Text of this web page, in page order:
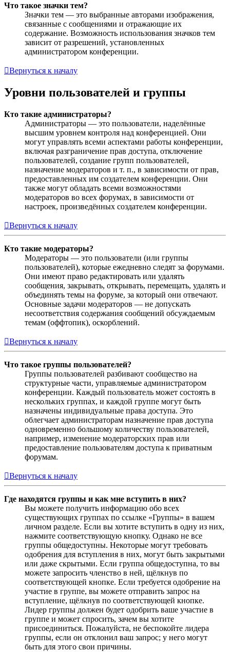
Что такое значки тем?
Значки тем — это выбранные авторами изображения,
связанные с сообщениями и отражающие их
содержание. Возможность использования значков тем
зависит от разрешений, установленных
администратором конференции.
Вернуться к началу
Уровни пользователей и группы
Кто такие администраторы?
Администраторы — это пользователи, наделённые
высшим уровнем контроля над конференцией. Они
могут управлять всеми аспектами работы конференции,
включая разграничение прав доступа, отключение
пользователей, создание групп пользователей,
назначение модераторов и т. п., в зависимости от прав,
предоставленных им создателем конференции. Они
также могут обладать всеми возможностями
модераторов во всех форумах, в зависимости от
настроек, произведённых создателем конференции.
Вернуться к началу
Кто такие модераторы?
Модераторы — это пользователи (или группы
пользователей), которые ежедневно следят за форумами.
Они имеют право редактировать или удалять
сообщения, закрывать, открывать, перемещать, удалять и
объединять темы на форуме, за который они отвечают.
Основные задачи модераторов — не допускать
несоответствия содержания сообщений обсуждаемым
темам (оффтопик), оскорблений.
Вернуться к началу
Что такое группы пользователей?
Группы пользователей разбивают сообщество на
структурные части, управляемые администратором
конференции. Каждый пользователь может состоять в
нескольких группах, и каждой группе могут быть
назначены индивидуальные права доступа. Это
облегчает администраторам назначение прав доступа
одновременно большому количеству пользователей,
например, изменение модераторских прав или
предоставление пользователям доступа к приватным
форумам.
Вернуться к началу
Где находятся группы и как мне вступить в них?
Вы можете получить информацию обо всех
существующих группах по ссылке «Группы» в вашем
личном разделе. Если вы хотите вступить в одну из них,
нажмите соответствующую кнопку. Однако не все
группы общедоступны. Некоторые могут требовать
одобрения для вступления в них, могут быть закрытыми
или даже скрытыми. Если группа общедоступна, то вы
можете запросить членство в ней, щёлкнув по
соответствующей кнопке. Если требуется одобрение на
участие в группе, вы можете отправить запрос на
вступление, щёлкнув по соответствующей кнопке.
Лидер группы должен будет одобрить ваше участие в
группе и может спросить, зачем вы хотите
присоединиться. Пожалуйста, не беспокойте лидера
группы, если он отклонил ваш запрос; у него могут
быть для этого свои причины.